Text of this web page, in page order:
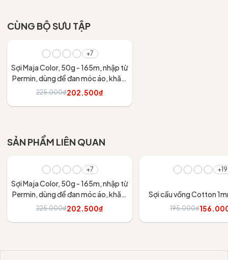
CÙNG BỘ SƯU TẬP
+7
Sợi Maja Color, 50g - 165m, nhập từ
Permin, dùng để đan móc áo, khăn,
váy
225.000₫202.500₫
SẢN PHẨM LIÊN QUAN
+7
Sợi Maja Color, 50g - 165m, nhập từ
Permin, dùng để đan móc áo, khăn,
váy
225.000₫202.500₫
+19
Sợi cầu vồng Cotton
195.000₫